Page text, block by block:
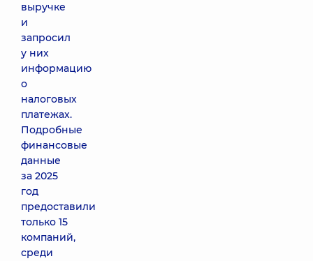
выручке
и
запросил
у них
информацию
о
налоговых
платежах.
Подробные
финансовые
данные
за 2025
год
предоставили
только 15
компаний,
среди